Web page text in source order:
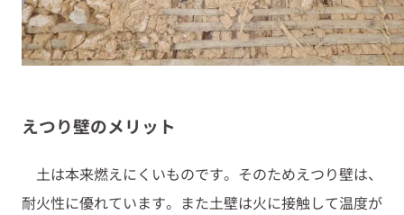
えつり壁のメリット
土は本来燃えにくいものです。そのためえつり壁は、
耐火性に優れています。また土壁は火に接触して温度が